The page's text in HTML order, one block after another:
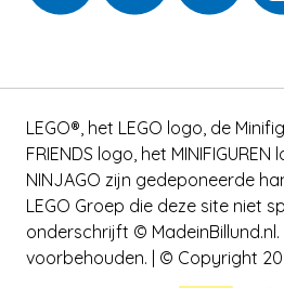
LEGO®, het LEGO logo, de
FRIENDS logo, het MINIFIGUREN
NINJAGO zijn gedeponeerde
LEGO Groep die deze site niet
onderschrijft © MadeinBillund.nl.
voorbehouden. | © Copyright